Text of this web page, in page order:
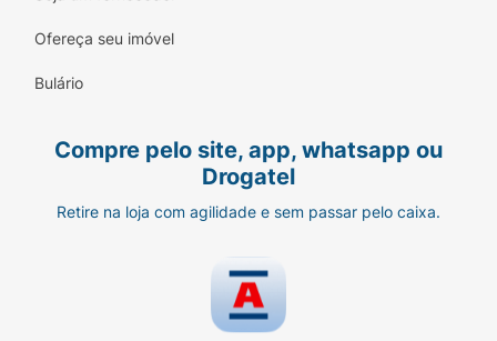
Ofereça seu imóvel
Bulário
Compre pelo site, app, whatsapp ou
Drogatel
Retire na loja com agilidade e sem passar pelo caixa.